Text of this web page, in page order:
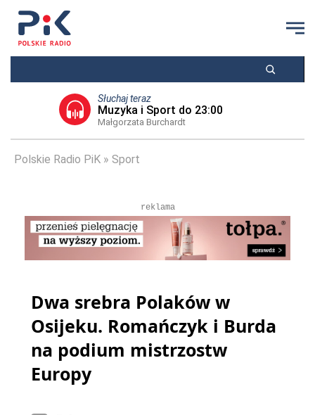
Słuchaj teraz
Muzyka i Sport do 23:00
Małgorzata Burchardt
Polskie Radio PiK Sport
reklama
Dwa srebra Polaków w
Osijeku. Romańczyk i Burda
na podium mistrzostw
Europy